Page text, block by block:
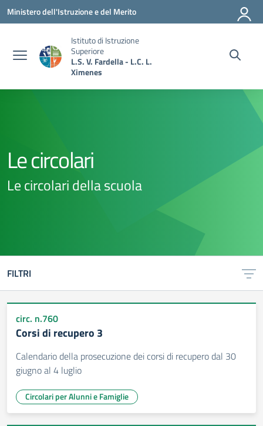
Vai ai contenuti
Vai al menu di navigazione
Vai al footer
Ministero dell'Istruzione e del Merito
Istituto di Istruzione
Superiore
L.S. V. Fardella - L.C. L.
Ximenes
Le circolari
Le circolari della scuola
FILTRI
circ. n.760
Corsi di recupero 3
Calendario della prosecuzione dei corsi di recupero dal 30
giugno al 4 luglio
Circolari per Alunni e Famiglie